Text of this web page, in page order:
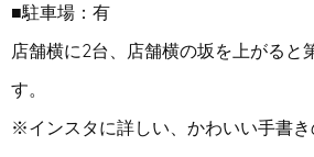
■駐車場：有
店舗横に2台、店舗横の坂を上がると
す。
※インスタに詳しい、かわいい手書き